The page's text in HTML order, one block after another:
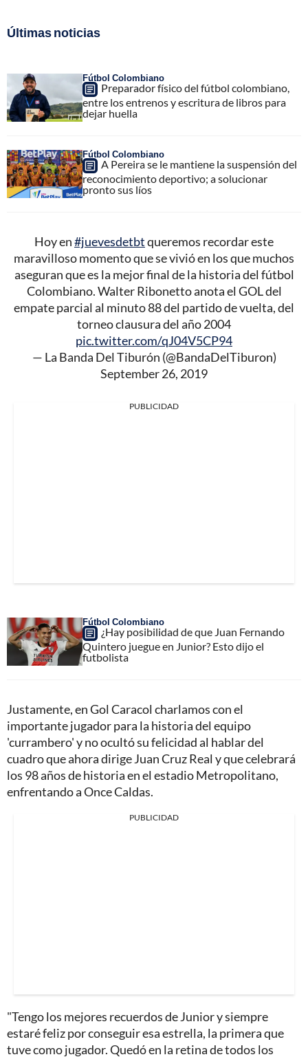
Últimas noticias
Fútbol Colombiano
Preparador físico del fútbol colombiano,
entre los entrenos y escritura de libros para
dejar huella
Fútbol Colombiano
A Pereira se le mantiene la suspensión del
reconocimiento deportivo; a solucionar
pronto sus líos
Hoy en#juevesdetbtqueremos recordar este
maravilloso momento que se vivió en los que muchos
aseguran que es la mejor final de la historia del fútbol
Colombiano. Walter Ribonetto anota el GOL del
empate parcial al minuto 88 del partido de vuelta, del
torneo clausura del año 2004
pic.twitter.com/qJ04V5CP94
— La Banda Del Tiburón (@BandaDelTiburon)
September 26, 2019
PUBLICIDAD
Fútbol Colombiano
¿Hay posibilidad de que Juan Fernando
Quintero juegue en Junior? Esto dijo el
futbolista
Justamente, en Gol Caracol charlamos con el
importante jugador para la historia del equipo
'currambero' y no ocultó su felicidad al hablar del
cuadro que ahora dirige Juan Cruz Real y que celebrará
los 98 años de historia en el estadio Metropolitano,
enfrentando a Once Caldas.
PUBLICIDAD
"Tengo los mejores recuerdos de Junior y siempre
estaré feliz por conseguir esa estrella, la primera que
tuve como jugador. Quedó en la retina de todos los